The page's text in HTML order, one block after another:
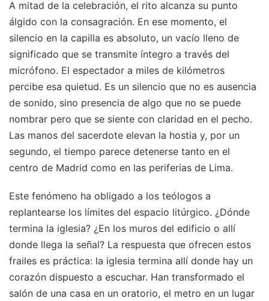
A mitad de la celebración, el rito alcanza su punto
álgido con la consagración. En ese momento, el
silencio en la capilla es absoluto, un vacío lleno de
significado que se transmite íntegro a través del
micrófono. El espectador a miles de kilómetros
percibe esa quietud. Es un silencio que no es ausencia
de sonido, sino presencia de algo que no se puede
nombrar pero que se siente con claridad en el pecho.
Las manos del sacerdote elevan la hostia y, por un
segundo, el tiempo parece detenerse tanto en el
centro de Madrid como en las periferias de Lima.
Este fenómeno ha obligado a los teólogos a
replantearse los límites del espacio litúrgico. ¿Dónde
termina la iglesia? ¿En los muros del edificio o allí
donde llega la señal? La respuesta que ofrecen estos
frailes es práctica: la iglesia termina allí donde hay un
corazón dispuesto a escuchar. Han transformado el
salón de una casa en un oratorio, el metro en un lugar